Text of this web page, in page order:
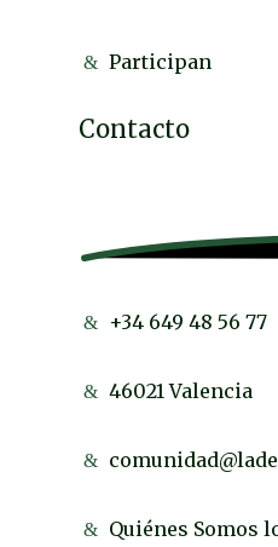
Participan
Contacto
+34 649 48 56 77
46021 Valencia
Quiénes Somos